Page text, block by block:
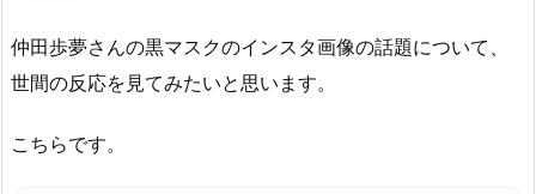
仲田歩夢さんの黒マスクのインスタ画像の話題について、
世間の反応を見てみたいと思います。
こちらです。